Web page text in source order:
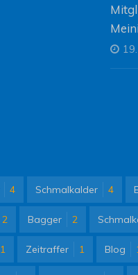
4 Schmalkalder 4
2 Bagger 2
1 Zeitraffer 1 Blog